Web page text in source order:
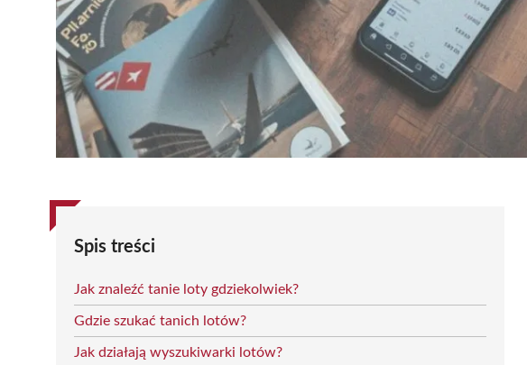
Spis treści
Jak znaleźć tanie loty gdziekolwiek?
Gdzie szukać tanich lotów?
Jak działają wyszukiwarki lotów?